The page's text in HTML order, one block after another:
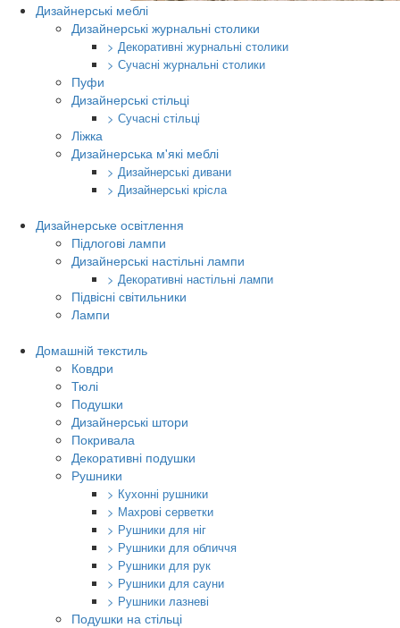
Дизайнерські меблі
Дизайнерські журнальні столики
> Декоративні журнальні столики
> Сучасні журнальні столики
Пуфи
Дизайнерські стільці
> Сучасні стільці
Ліжка
Дизайнерська м'які меблі
> Дизайнерські дивани
> Дизайнерські крісла
Дизайнерське освітлення
Підлогові лампи
Дизайнерські настільні лампи
> Декоративні настільні лампи
Підвісні світильники
Лампи
Домашній текстиль
Ковдри
Тюлі
Подушки
Дизайнерські штори
Покривала
Декоративні подушки
Рушники
> Кухонні рушники
> Махрові серветки
> Рушники для ніг
> Рушники для обличчя
> Рушники для рук
> Рушники для сауни
> Рушники лазневі
Подушки на стільці